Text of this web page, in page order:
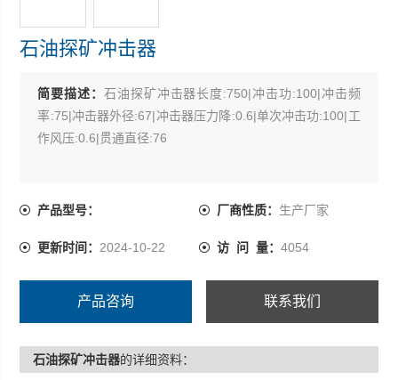
石油探矿冲击器
简要描述： 石油探矿冲击器长度:750|冲击功:100|冲击频
率:75|冲击器外径:67|冲击器压力降:0.6|单次冲击功:100|工
作风压:0.6|贯通直径:76
产品型号： 厂商性质： 生产厂家
更新时间： 2024-10-22 访 问 量： 4054
产品咨询 联系我们
石油探矿冲击器的详细资料：